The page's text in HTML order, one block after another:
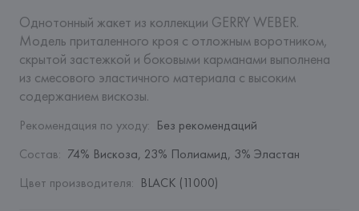
Однотонный жакет из коллекции GERRY WEBER.
Модель приталенного кроя с отложным воротником,
скрытой застежкой и боковыми карманами выполнена
из смесового эластичного материала с высоким
содержанием вискозы.
Рекомендация по уходу: Без рекомендаций
Состав: 74% Вискоза, 23% Полиамид, 3% Эластан
Цвет производителя: BLACK (11000)